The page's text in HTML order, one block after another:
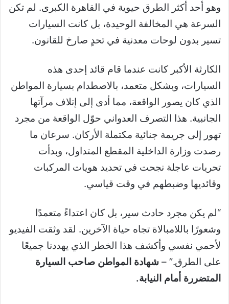
وهو أحد أكثر الطرق حيوية في القاهرة الكبرى. لم تكن
السرعة هي المخالفة الوحيدة، بل كانت السيارات
تسير بدون لوحات معدنية في تحدٍ صارخ للقانون.
الكارثة الأكبر كانت عندما قام قائد إحدى هذه
السيارات، وبشكل متعمد، بالاصطدام بسيارة المواطن
الذي كان يصور الواقعة، مما أدى إلى إتلاف مرآتها
الجانبية. هذا التصرف العدواني حوّل الواقعة من مجرد
تهور إلى جريمة جنائية مكتملة الأركان. سرعان ما
رصدت وزارة الداخلية المقطع المتداول، وبدأت
تحريات عاجلة نجحت في تحديد هويات المركبات
وقائديها وضبطهم في وقت قياسي.
“لم يكن مجرد حادث سير، بل كان اعتداءً متعمدًا
وشعورًا باللامبالاة تجاه حياة الآخرين. لقد وثقت الفيديو
لأحمي نفسي وأكشف هذا الخطر الذي يهددنا جميعًا
على الطرق.” – شهادة المواطن صاحب السيارة
المتضررة أمام النيابة.